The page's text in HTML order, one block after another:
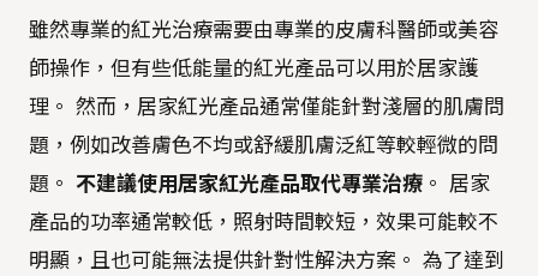
雖然專業的紅光治療需要由專業的皮膚科醫師或美容
師操作，但有些低能量的紅光產品可以用於居家護
理。 然而，居家紅光產品通常僅能針對淺層的肌膚問
題，例如改善膚色不均或舒緩肌膚泛紅等較輕微的問
題。 不建議使用居家紅光產品取代專業治療 。 居家
產品的功率通常較低，照射時間較短，效果可能較不
明顯，且也可能無法提供針對性解決方案。 為了達到